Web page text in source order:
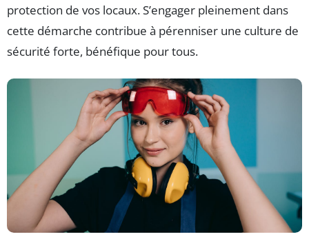
protection de vos locaux. S’engager pleinement dans
cette démarche contribue à pérenniser une culture de
sécurité forte, bénéfique pour tous.